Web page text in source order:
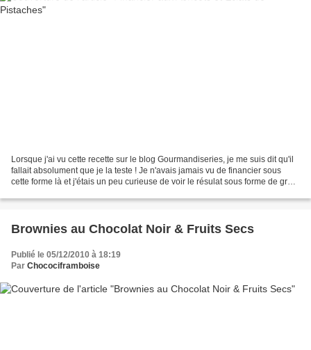
Lorsque j'ai vu cette recette sur le blog Gourmandiseries, je me suis dit qu'il
fallait absolument que je la teste ! Je n'avais jamais vu de financier sous
cette forme là et j'étais un peu curieuse de voir le résulat sous forme de gros
Brownies au Chocolat Noir & Fruits Secs
Publié le 05/12/2010 à 18:19
Par Chocociframboise